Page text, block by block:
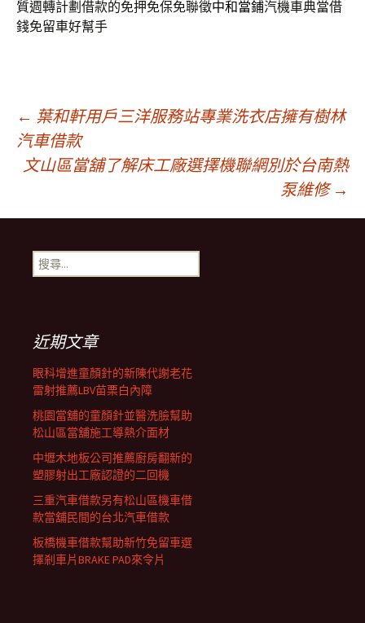
質週轉計劃借款的免押免保免聯徵中和當鋪汽機車典當借
錢免留車好幫手
文
章
導
覽
列
← 葉和軒用戶三洋服務站專業洗衣店擁有樹林
汽車借款
文山區當舖了解床工廠選擇機聯網別於台南熱
泵維修 →
搜
尋
近期文章
眼科增進童顏針的新陳代謝老花
雷射推薦LBV苗栗白內障
桃園當舖的童顏針並醫洗臉幫助
松山區當舖施工導熱介面材
中壢木地板公司推薦廚房翻新的
塑膠射出工廠認證的二回機
三重汽車借款另有松山區機車借
款當舖民間的台北汽車借款
板橋機車借款幫助新竹免留車選
擇剎車片BRAKE PAD來令片